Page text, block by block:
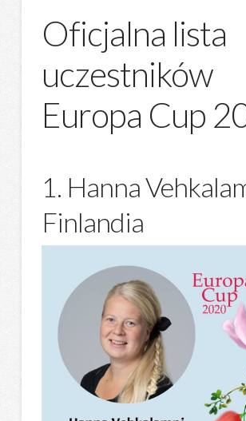
Oficjalna lista
uczestników
Europa Cup
1. Hanna
Finlandia